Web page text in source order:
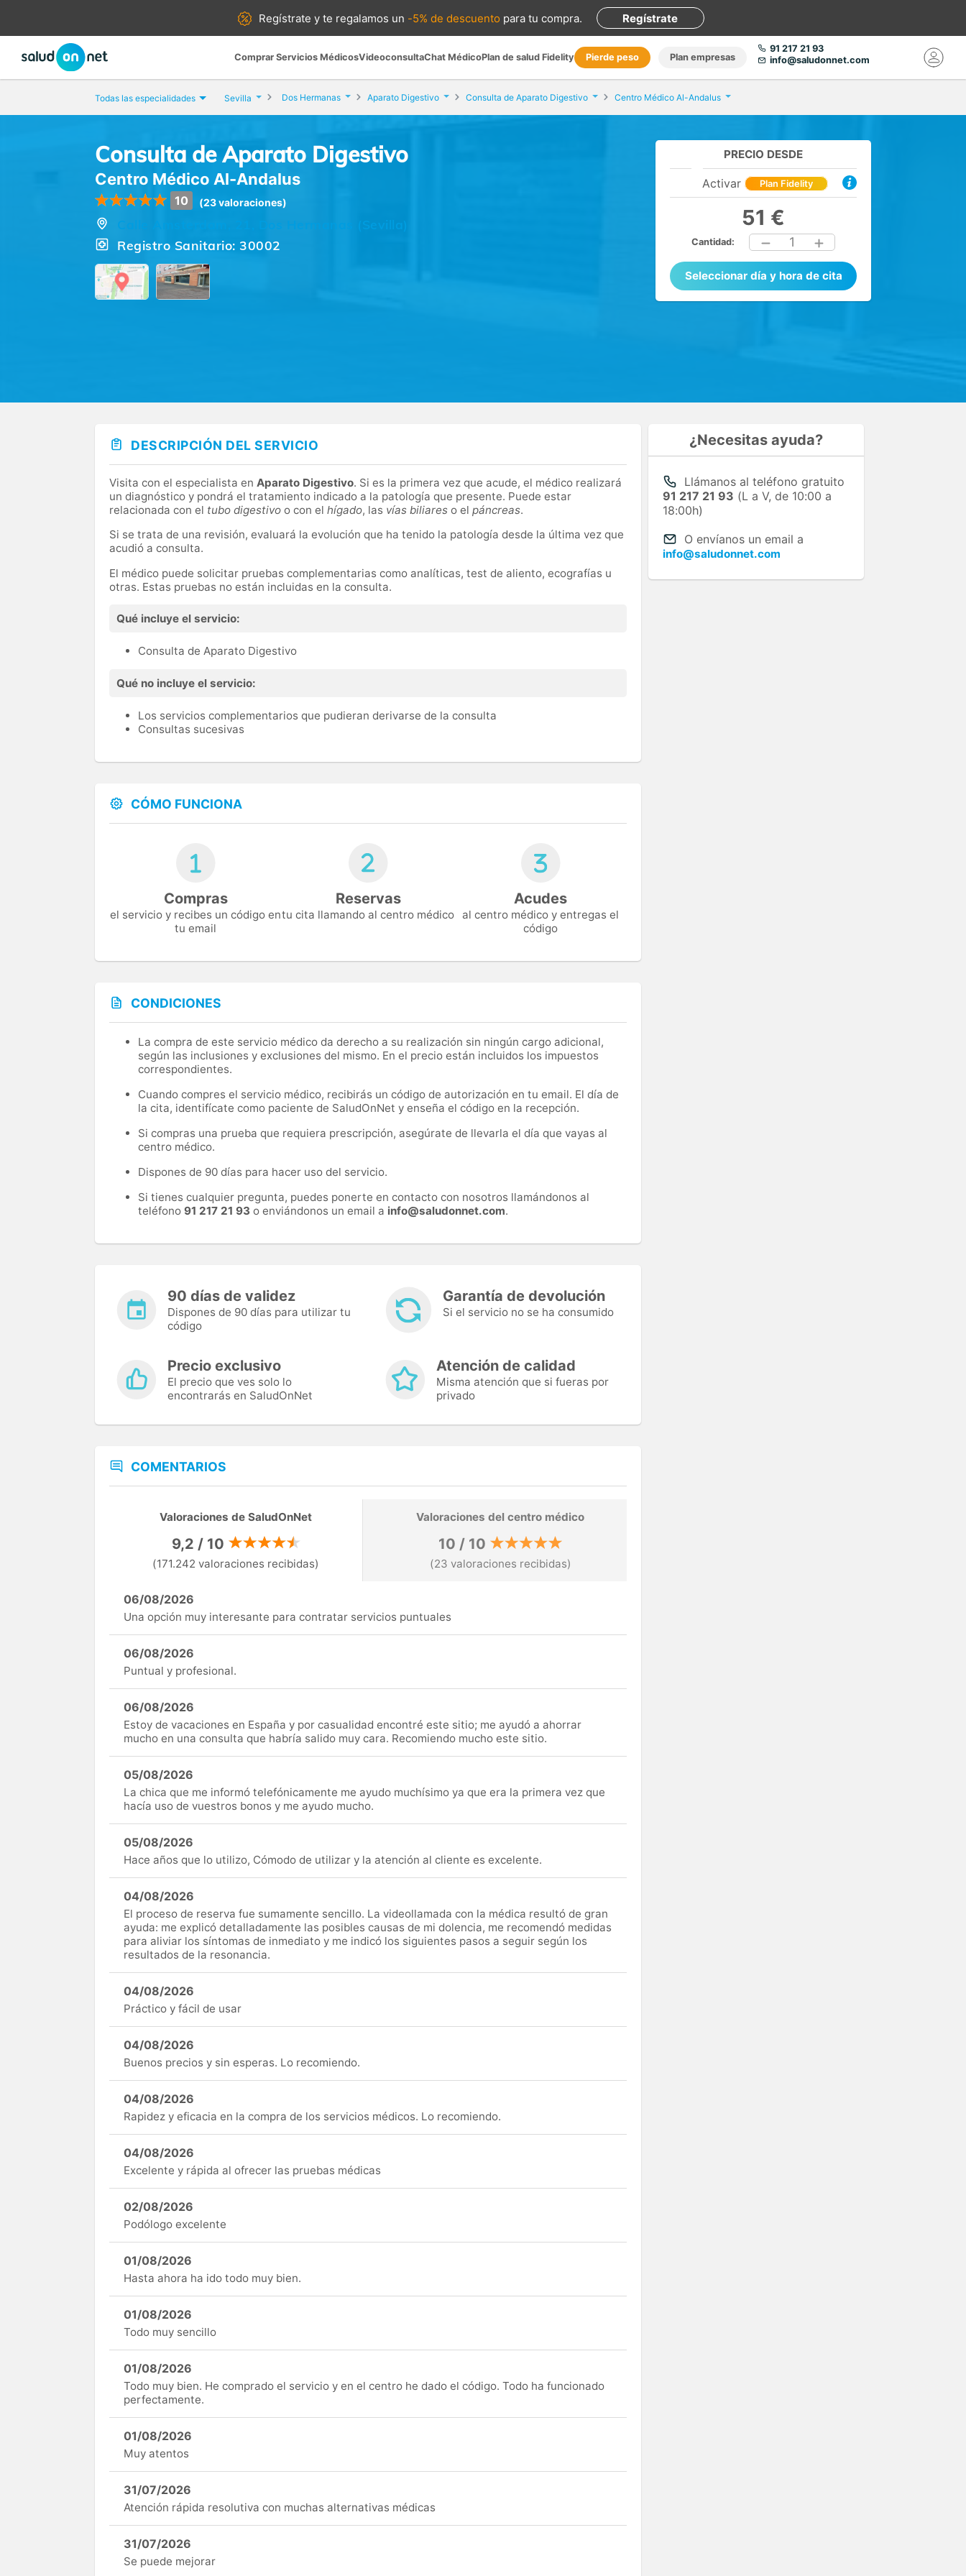
Regístrate yte regalamos un -5% de descuento para tu compra. Regístrate
Comprar Servicios MédicosVideoconsultaChat MédicoPlan de salud Fidelity Pierde peso Plan empresas
91 217 21 93
info@saludonnet.com
Todas las especialidades Sevilla Dos Hermanas Aparato Digestivo Consulta de Aparato Digestivo Centro Médico Al-Andalus
Consulta de Aparato Digestivo
Centro Médico Al-Andalus
10 (23 valoraciones)
Calle Amsterdam, 21, Dos Hermanas (Sevilla)
Registro Sanitario: 30002
PRECIO DESDE
Activar Plan Fidelity
51 €
Cantidad: 1
Seleccionar día y hora de cita
DESCRIPCIÓN DEL SERVICIO
Visita con el especialista en Aparato Digestivo. Si es la primera vez que acude, el médico realizará
un diagnóstico y pondrá el tratamiento indicado a la patología que presente. Puede estar
relacionada con el tubo digestivo o con el hígado, las vías biliares o el páncreas.
Si se trata de una revisión, evaluará la evolución que ha tenido la patología desde la última vez que
acudió a consulta.
El médico puede solicitar pruebas complementarias como analíticas, test de aliento, ecografías u
otras. Estas pruebas no están incluidas en la consulta.
Qué incluye el servicio:
Consulta de Aparato Digestivo
Qué no incluye el servicio:
Los servicios complementarios que pudieran derivarse de la consulta
Consultas sucesivas
CÓMO FUNCIONA
Compras
el servicio y recibes un código en
tu email
Reservas
tu cita llamando al centro médico
Acudes
al centro médico y entregas el
código
CONDICIONES
La compra de este servicio médico da derecho a su realización sin ningún cargo adicional,
según las inclusiones y exclusiones del mismo. En el precio están incluidos los impuestos
correspondientes.
Cuando compres el servicio médico, recibirás un código de autorización en tu email. El día de
la cita, identifícate como paciente de SaludOnNet y enseña el código en la recepción.
Si compras una prueba que requiera prescripción, asegúrate de llevarla el día que vayas al
centro médico.
Dispones de 90 días para hacer uso del servicio.
Si tienes cualquier pregunta, puedes ponerte en contacto con nosotros llamándonos al
teléfono 91 217 21 93 o enviándonos un email a info@saludonnet.com.
90 días de validez
Dispones de 90 días para utilizar tu
código
Garantía de devolución
Si el servicio no se ha consumido
Precio exclusivo
El precio que ves solo lo
encontrarás en SaludOnNet
Atención de calidad
Misma atención que si fueras por
privado
COMENTARIOS
Valoraciones de SaludOnNet
9,2 / 10
(171.242 valoraciones recibidas)
Valoraciones del centro médico
10 / 10
(23 valoraciones recibidas)
06/08/2026
Una opción muy interesante para contratar servicios puntuales
06/08/2026
Puntual y profesional.
06/08/2026
Estoy de vacaciones en España y por casualidad encontré este sitio; me ayudó a ahorrar
mucho en una consulta que habría salido muy cara. Recomiendo mucho este sitio.
05/08/2026
La chica que me informó telefónicamente me ayudo muchísimo ya que era la primera vez que
hacía uso de vuestros bonos y me ayudo mucho.
05/08/2026
Hace años que lo utilizo, Cómodo de utilizar y la atención al cliente es excelente.
04/08/2026
El proceso de reserva fue sumamente sencillo. La videollamada con la médica resultó de gran
ayuda: me explicó detalladamente las posibles causas de mi dolencia, me recomendó medidas
para aliviar los síntomas de inmediato y me indicó los siguientes pasos a seguir según los
resultados de la resonancia.
04/08/2026
Práctico y fácil de usar
04/08/2026
Buenos precios y sin esperas. Lo recomiendo.
04/08/2026
Rapidez y eficacia en la compra de los servicios médicos. Lo recomiendo.
04/08/2026
Excelente y rápida al ofrecer las pruebas médicas
02/08/2026
Podólogo excelente
01/08/2026
Hasta ahora ha ido todo muy bien.
01/08/2026
Todo muy sencillo
01/08/2026
Todo muy bien. He comprado el servicio y en el centro he dado el código. Todo ha funcionado
perfectamente.
01/08/2026
Muy atentos
31/07/2026
Atención rápida resolutiva con muchas alternativas médicas
31/07/2026
Se puede mejorar
¿Necesitas ayuda?
Llámanos al teléfono gratuito
91 217 21 93 (L a V, de 10:00 a
18:00h)
O envíanos un email a
info@saludonnet.com